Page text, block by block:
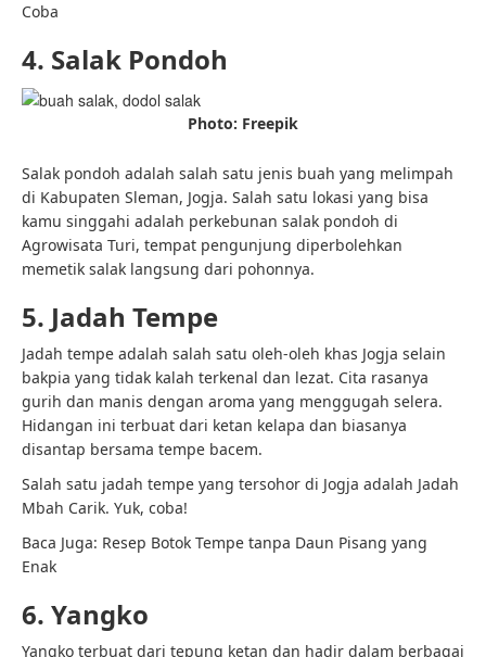
Coba
4. Salak Pondoh
Photo: Freepik
Salak pondoh adalah salah satu jenis buah yang melimpah
di Kabupaten Sleman, Jogja. Salah satu lokasi yang bisa
kamu singgahi adalah perkebunan salak pondoh di
Agrowisata Turi, tempat pengunjung diperbolehkan
memetik salak langsung dari pohonnya.
5. Jadah Tempe
Jadah tempe adalah salah satu oleh-oleh khas Jogja selain
bakpia yang tidak kalah terkenal dan lezat. Cita rasanya
gurih dan manis dengan aroma yang menggugah selera.
Hidangan ini terbuat dari ketan kelapa dan biasanya
disantap bersama tempe bacem.
Salah satu jadah tempe yang tersohor di Jogja adalah Jadah
Mbah Carik. Yuk, coba!
Baca Juga: Resep Botok Tempe tanpa Daun Pisang yang
Enak
6. Yangko
Yangko terbuat dari tepung ketan dan hadir dalam berbagai